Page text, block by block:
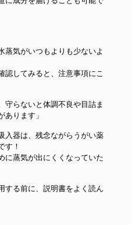
蒸気がいつもよりも少ないよ
認してみると、注意事項にこ
守らないと体調不良や目詰ま
あります」
入器は、残念ながらうがい薬
す！
に蒸気が出にくくなっていた
する前に、説明書をよく読ん